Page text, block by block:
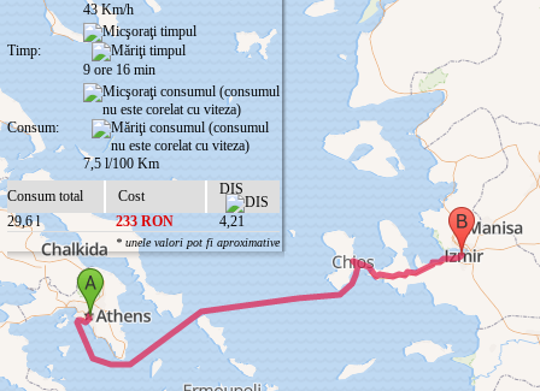
43 Km/h
Timp:
9 ore 16 min
Consum:
7,5 l/100 Km
Consum total
Cost
DIS
29,6 l
233 RON 4,21
* unele valori pot fi aproximative